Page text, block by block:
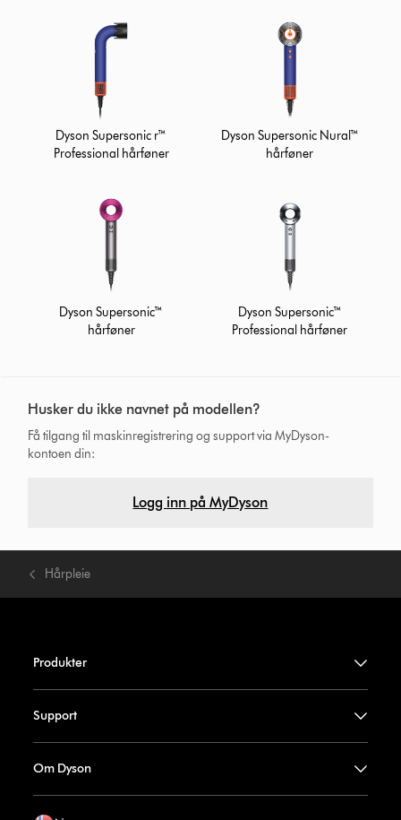
Dyson Supersonic r™
Professional hårføner
Dyson Supersonic Nural™
hårføner
Dyson Supersonic™
hårføner
Dyson Supersonic™
Professional hårføner
Husker du ikke navnet på modellen?
Få tilgang til maskinregistrering og support via MyDyson-
kontoen din:
Logg inn på MyDyson
Hårpleie
Produkter
Support
Om Dyson